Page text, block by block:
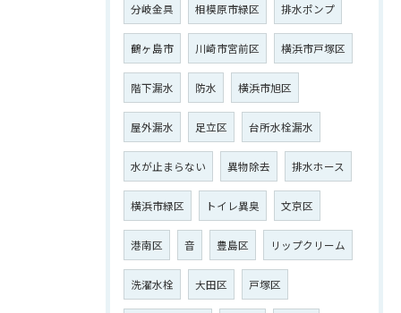
分岐金具 相模原市緑区 排水ポンプ
鶴ヶ島市 川崎市宮前区 横浜市戸塚区
階下漏水 防水 横浜市旭区
屋外漏水 足立区 台所水栓漏水
水が止まらない 異物除去 排水ホース
横浜市緑区 トイレ異臭 文京区
港南区 音 豊島区 リップクリーム
洗濯水栓 大田区 戸塚区